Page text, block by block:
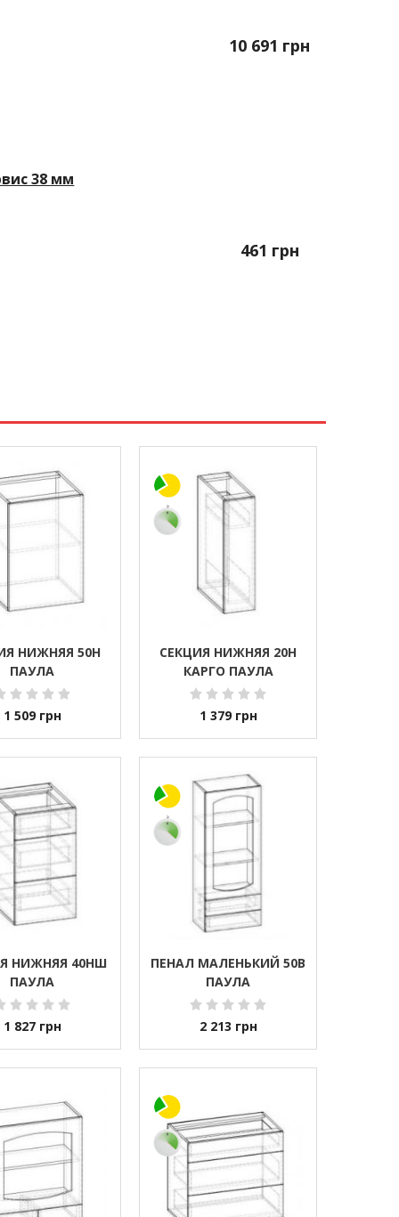
10 691 грн
38 мм
461 грн
НИЖНЯЯ 50Н
ПАУЛА
1 509 грн
СЕКЦИЯ НИЖНЯЯ 20Н
КАРГО ПАУЛА
1 379 грн
НИЖНЯЯ 40НШ
ПАУЛА
1 827 грн
ПЕНАЛ МАЛЕНЬКИЙ 50В
ПАУЛА
2 213 грн